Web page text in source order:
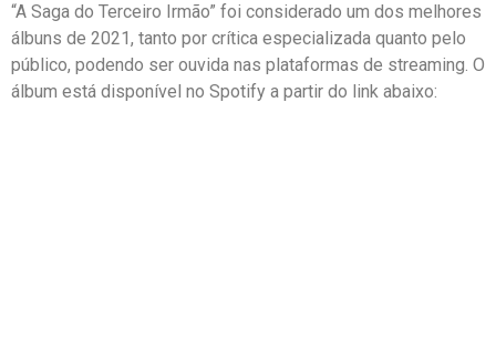
“A Saga do Terceiro Irmão” foi considerado um dos melhores
álbuns de 2021, tanto por crítica especializada quanto pelo
público, podendo ser ouvida nas plataformas de streaming. O
álbum está disponível no Spotify a partir do link abaixo: